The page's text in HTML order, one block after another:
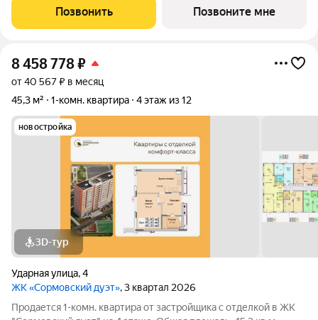
Комнаты изолированные, все окна выходят на одну сторону. В
квартире одна лоджия,
Позвонить Позвоните мне
8 458 778₽
от 40 567 ₽ в месяц
45,3 м²
1-комн. квартира 4 этаж из 12
новостройка
3D-тур
Ударная улица,4
ЖК «Сормовский дуэт», 3 квартал 2026
Продается 1-комн. квартира от застройщика с отделкой в ЖК